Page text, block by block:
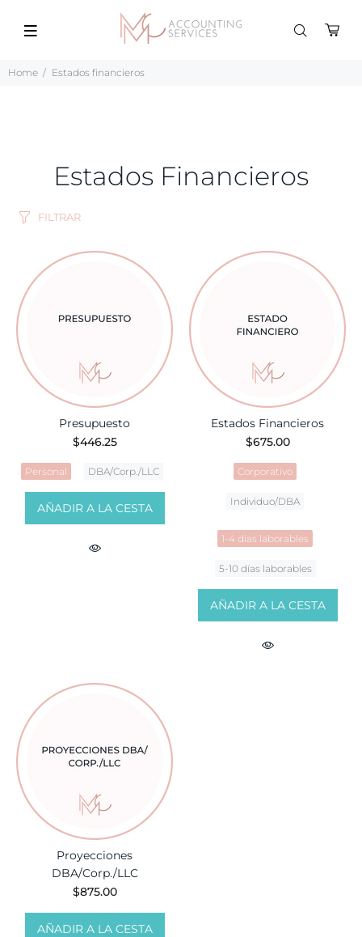
Home Estados financieros
Estados Financieros
FILTRAR
Presupuesto
$446.25
Personal DBA/Corp./LLC
AÑADIR A LA CESTA
Estados Financieros
$675.00
Corporativo
Individuo/DBA
1-4 días laborables
5-10 días laborables
AÑADIR A LA CESTA
Proyecciones
DBA/Corp./LLC
$875.00
AÑADIR A LA CESTA